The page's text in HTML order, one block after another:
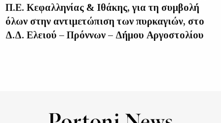
Π.Ε. Κεφαλληνίας & Ιθάκης, για τη συμβολή
όλων στην αντιμετώπιση των πυρκαγιών, στο
Δ.Δ. Ελειού – Πρόννων – Δήμου Αργοστολίου